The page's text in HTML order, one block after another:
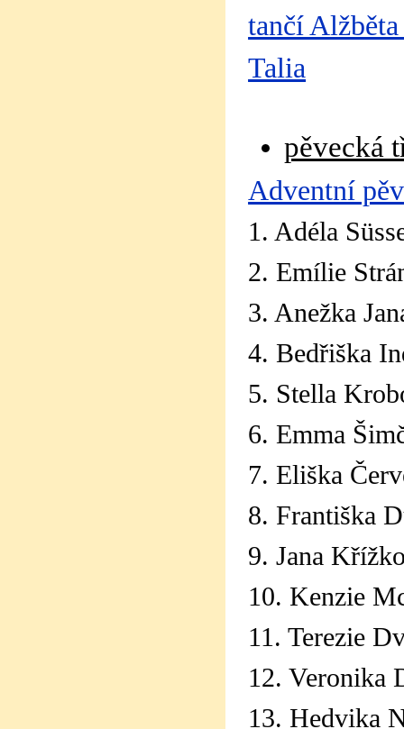
tančí
Talia
pěvecká
Adventní
1. Adéla
2. Emílie
3. Anežka
4. Bedřiška
5. Stella
6. Emma
7. Eliška
8. Františka
9. Jana
10. Kenzie
11. Terezie
12. Veronika
13. Hedvika